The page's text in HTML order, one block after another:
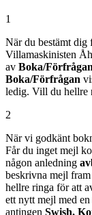
1
När du bestämt dig
Villamaskinisten
av Boka/Förfrågan
Boka/Förfrågan
ledig. Vill du hellre
2
När vi godkänt
Får du inget mejl
någon anledning av
beskrivna mejl
hellre ringa för att
ett nytt mejl med en
antingen Swish,